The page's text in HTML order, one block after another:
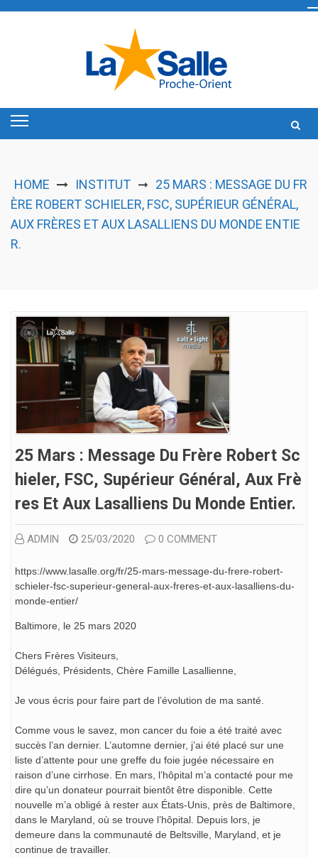
HOME INSTITUT ➞ 25 MARS : MESSAGE DU FR
ÈRE ROBERT SCHIELER, FSC, SUPÉRIEUR GÉNÉRAL,
AUX FRÈRES ET AUX LASALLIENS DU MONDE ENTIE
R.
25 Mars : Message Du Frère Robert Sc
Hieler, FSC, Supérieur Général, Aux Frè
Res Et Aux Lasalliens Du Monde Entier.
ADMIN 25/03/2020 0 COMMENT
https://www.lasalle.org/fr/25-mars-message-du-frere-robert-
schieler-fsc-superieur-general-aux-freres-et-aux-lasalliens-du-
monde-entier/
Baltimore, le 25 mars 2020
Chers Frères Visiteurs,
Délégués, Présidents, Chère Famille Lasallienne,
Je vous écris pour faire part de l’évolution de ma santé.
Comme vous le savez, mon cancer du foie a été traité avec
succès l’an dernier. L’automne dernier, j’ai été placé sur une
liste d’attente pour une greffe du foie jugée nécessaire en
raison d’une cirrhose. En mars, l’hôpital m’a contacté pour me
dire qu’un donateur pourrait bientôt être disponible. Cette
nouvelle m’a obligé à rester aux États-Unis, près de Baltimore,
dans le Maryland, où se trouve l’hôpital. Depuis lors, je
demeure dans la communauté de Beltsville, Maryland, et je
continue de travailler.